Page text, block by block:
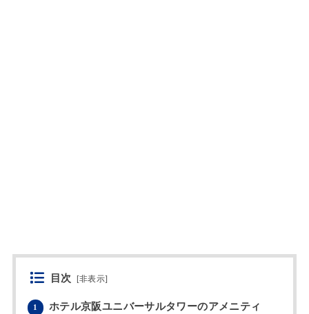
目次 [非表示]
1 ホテル京阪ユニバーサルタワーのアメニティ